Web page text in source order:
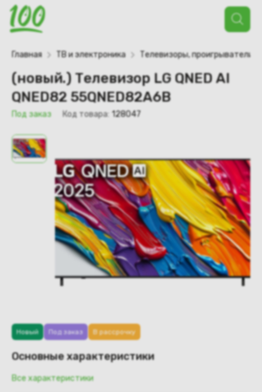
Поиск
товаров
Главная ТВ и электроника Телевизоры, проигрыватели
(новый.) Телевизор LG QNED AI
QNED82 55QNED82A6B
Под заказ Код товара: 128047
Новый Под заказ В рассрочку
Основные характеристики
Все характеристики